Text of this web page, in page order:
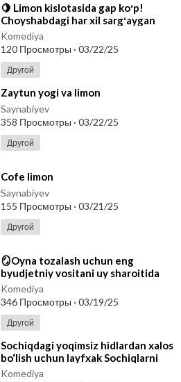
⁣🍋 Limon kislotasida gap koʻp!
Choyshabdagi har xil sargʻaygan
dogʻlarni hattoki undagi noxoʻsh
hidl
Komediya
120 Просмотры · 03/22/25
Другой
⁣Zaytun yogi va limon
Saynabiyev
358 Просмотры · 03/22/25
Другой
⁣Cofe limon
Saynabiyev
155 Просмотры · 03/21/25
Другой
⁣🪞Oyna tozalash uchun eng
byudjetniy vositani uy sharoitida
tayyorlashni o’rganib oling! Limon
kislo
Komediya
346 Просмотры · 03/19/25
Другой
⁣Sochiqdagi yoqimsiz hidlardan xalos
bo‘lish uchun layfxak Sochiqlarni
limon kislotasiga botirib, 6
Komediya